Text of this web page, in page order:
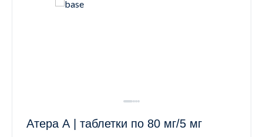
Атера А | таблетки по 80 мг/5 мг